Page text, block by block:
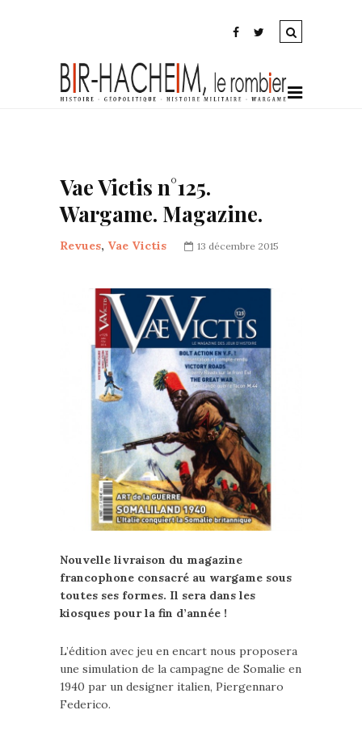
Vae Victis n°125.
Wargame. Magazine.
Revues, Vae Victis 13 décembre 2015
Nouvelle livraison du magazine
francophone consacré au wargame sous
toutes ses formes. Il sera dans les
kiosques pour la fin d’année !
L’édition avec jeu en encart nous proposera
une simulation de la campagne de Somalie en
1940 par un designer italien, Piergennaro
Federico.